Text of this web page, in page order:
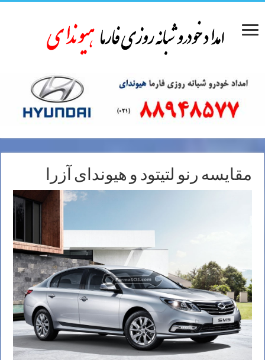
مقایسه رنو لتیتود و هیوندای آزرا